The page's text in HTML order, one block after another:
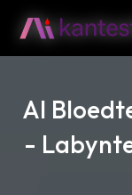
AI
-